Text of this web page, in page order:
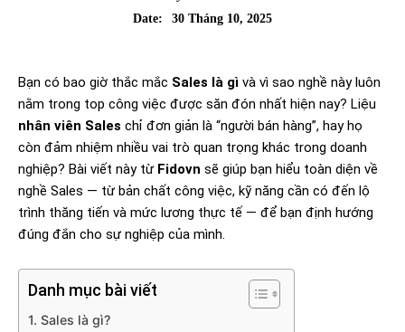
Date:
30 Tháng 10, 2025
Bạn có bao giờ thắc mắc Sales là gì và vì sao nghề này luôn
nằm trong top công việc được săn đón nhất hiện nay? Liệu
nhân viên Sales chỉ đơn giản là “người bán hàng”, hay họ
còn đảm nhiệm nhiều vai trò quan trọng khác trong doanh
nghiệp? Bài viết này từ Fidovn sẽ giúp bạn hiểu toàn diện về
nghề Sales — từ bản chất công việc, kỹ năng cần có đến lộ
trình thăng tiến và mức lương thực tế — để bạn định hướng
đúng đắn cho sự nghiệp của mình.
Danh mục bài viết
1. Sales là gì?